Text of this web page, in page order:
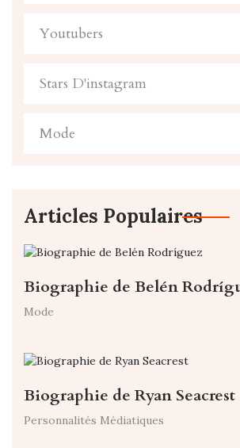
Youtubers
Stars D'instagram
Mode
Articles Populaires
Biographie de Belén
Mode
Biographie de Ryan Seacrest
Personnalités Médiatiques